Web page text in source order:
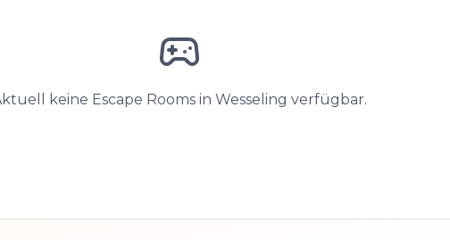
keine Escape Rooms in Wesseling verfügbar.